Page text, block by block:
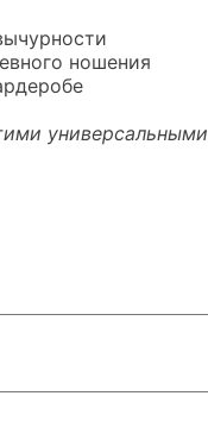
ношения